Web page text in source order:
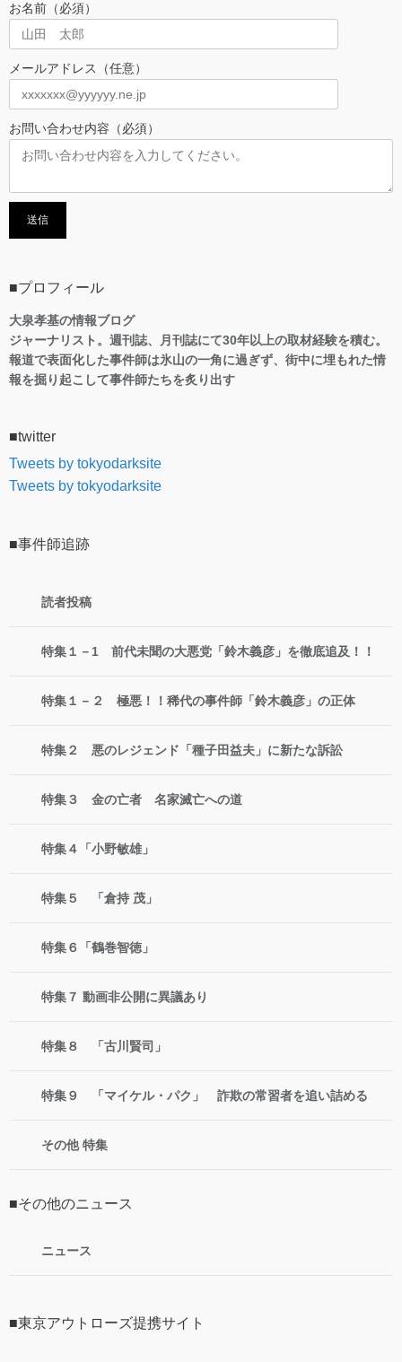
お名前（必須）
メールアドレス（任意）
お問い合わせ内容（必須）
■プロフィール
大泉孝基の情報ブログ
ジャーナリスト。週刊誌、月刊誌にて30年以上の取材経験を積む。
報道で表面化した事件師は氷山の一角に過ぎず、街中に埋もれた情
報を掘り起こして事件師たちを炙り出す
■twitter
Tweets by tokyodarksite
Tweets by tokyodarksite
■事件師追跡
読者投稿
特集１－1 前代未聞の大悪党「鈴木義彦」を徹底追及！！
特集１－２ 極悪！！稀代の事件師「鈴木義彦」の正体
特集２ 悪のレジェンド「種子田益夫」に新たな訴訟
特集３ 金の亡者 名家滅亡への道
特集４「小野敏雄」
特集５ 「倉持 茂」
特集６「鶴巻智徳」
特集７ 動画非公開に異議あり
特集８ 「古川賢司」
特集９ 「マイケル・パク」 詐欺の常習者を追い詰める
その他 特集
■その他のニュース
ニュース
■東京アウトローズ提携サイト